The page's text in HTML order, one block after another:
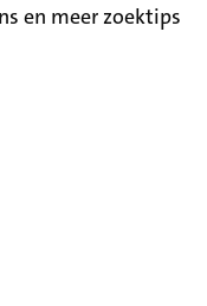
en meer zoektips